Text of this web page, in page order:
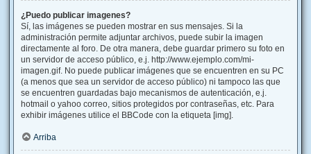
¿Puedo publicar imagenes?
Sí, las imágenes se pueden mostrar en sus mensajes. Si la
administración permite adjuntar archivos, puede subir la imagen
directamente al foro. De otra manera, debe guardar primero su foto en
un servidor de acceso público, e.j. http://www.ejemplo.com/mi-
imagen.gif. No puede publicar imágenes que se encuentren en su PC
(a menos que sea un servidor de acceso público) ni tampoco las que
se encuentren guardadas bajo mecanismos de autenticación, e.j.
hotmail o yahoo correo, sitios protegidos por contraseñas, etc. Para
exhibir imágenes utilice el BBCode con la etiqueta [img].
Arriba